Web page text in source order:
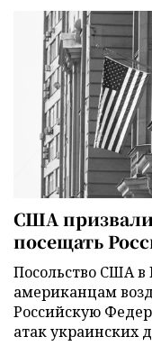
США
посещать
Посольство США
американцам
Российскую
атак украинских